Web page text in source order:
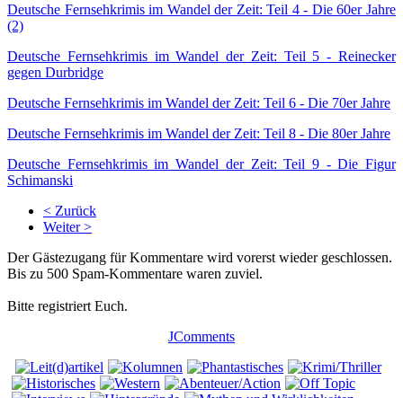
Deutsche Fernsehkrimis im Wandel der Zeit: Teil 4 - Die 60er Jahre
(2)
Deutsche Fernsehkrimis im Wandel der Zeit: Teil 5 - Reinecker
gegen Durbridge
Deutsche Fernsehkrimis im Wandel der Zeit: Teil 6 - Die 70er Jahre
Deutsche Fernsehkrimis im Wandel der Zeit: Teil 8 - Die 80er Jahre
Deutsche Fernsehkrimis im Wandel der Zeit: Teil 9 - Die Figur
Schimanski
< Zurück
Weiter >
Der Gästezugang für Kommentare wird vorerst wieder geschlossen.
Bis zu 500 Spam-Kommentare waren zuviel.
Bitte registriert Euch.
JComments